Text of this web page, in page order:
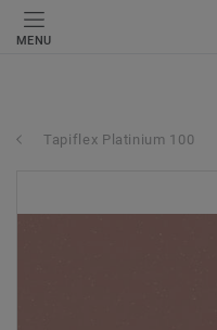
MENU
Tapiflex Platinium 100